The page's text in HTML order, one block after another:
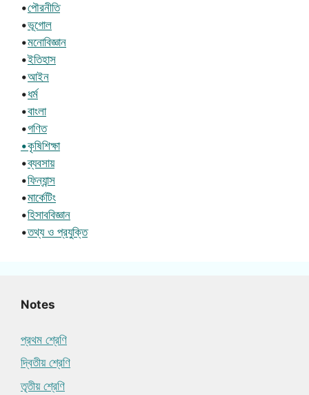
•পৌরনীতি
•ভূগোল
•মনোবিজ্ঞান
•ইতিহাস
•আইন
•ধর্ম
•বাংলা
•গণিত
•কৃষিশিক্ষা
•ব্যবসায়
•ফিন্যান্স
•মার্কেটিং
•হিসাববিজ্ঞান
•তথ্য ও প্রযুক্তি
Notes
প্রথম শ্রেণি
দ্বিতীয় শ্রেণি
তৃতীয় শ্রেণি